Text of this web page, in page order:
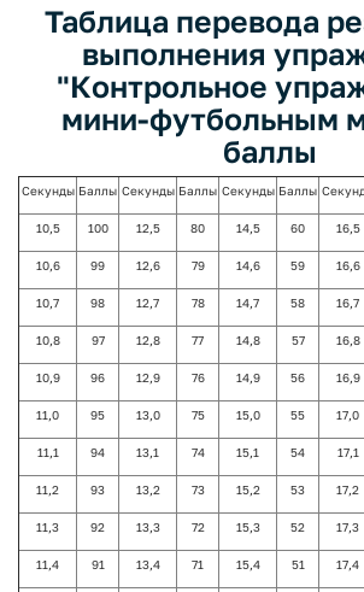
Таблица перевода
выполнения
"Контрольное
мини-футбольным
баллы
Секунды Баллы Секунды Баллы Секунды Баллы
10,5 100 12,5 80 14,5 60 16,5
10,6 99 12,6 79 14,6 59 16,6
10,7 98 12,7 78 14,7 58 16,7
10,8 97 12,8 77 14,8 57 16,8
10,9 96 12,9 76 14,9 56 16,9
11,0 95 13,0 75 15,0 55 17,0
11,1 94 13,1 74 15,1 54 17,1
11,2 93 13,2 73 15,2 53 17,2
11,3 92 13,3 72 15,3 52 17,3
11,4 91 13,4 71 15,4 51 17,4